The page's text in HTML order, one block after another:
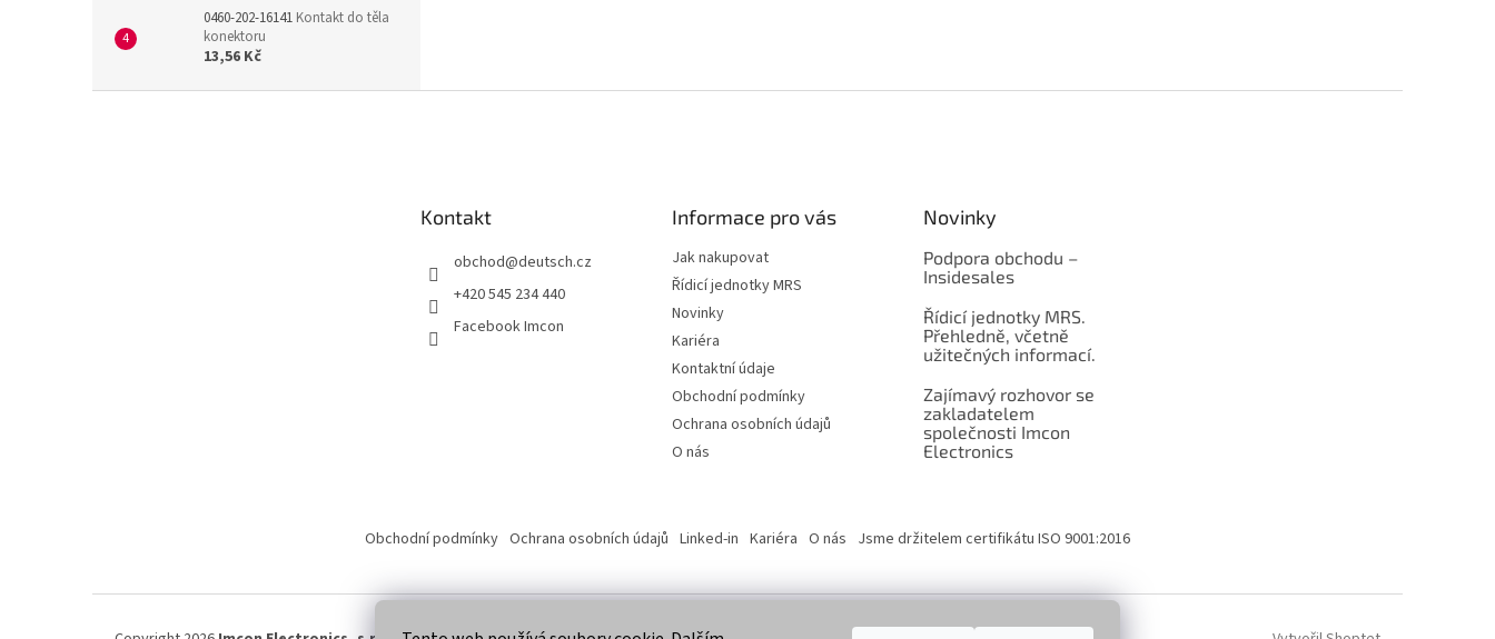
0460-202-16141 Kontakt do těla
konektoru
13,56 Kč
Kontakt
obchod@deutsch.cz
+420 545 234 440
Facebook Imcon
Informace pro vás
Jak nakupovat
Řídicí jednotky MRS
Novinky
Kariéra
Kontaktní údaje
Obchodní podmínky
Ochrana osobních údajů
O nás
Novinky
Podpora obchodu –
Insidesales
Řídicí jednotky MRS.
Přehledně, včetně
užitečných informací.
Zajímavý rozhovor se
zakladatelem
společnosti Imcon
Electronics
Obchodní podmínky Ochrana osobních údajů Linked-in Kariéra O nás Jsme držitelem certifikátu ISO 9001:2016